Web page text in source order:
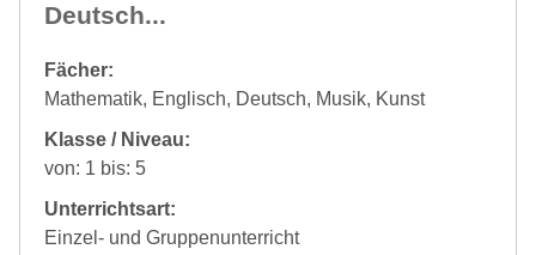
Deutsch...
Fächer:
Mathematik, Englisch, Deutsch, Musik, Kunst
Klasse / Niveau:
von: 1 bis: 5
Unterrichtsart:
Einzel- und Gruppenunterricht